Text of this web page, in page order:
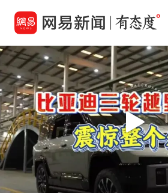
00:00
Play